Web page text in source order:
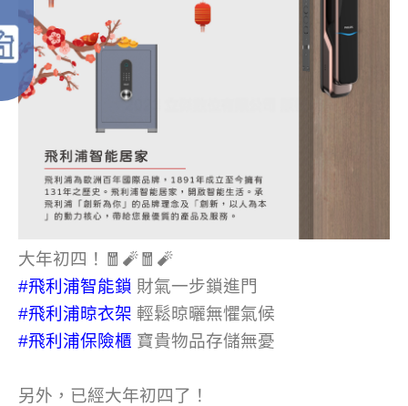
大年初四！🧧🧨🧧🧨
#飛利浦智能鎖 財氣一步鎖進門
#飛利浦晾衣架 輕鬆晾曬無懼氣候
#飛利浦保險櫃 寶貴物品存儲無憂
另外，已經大年初四了！